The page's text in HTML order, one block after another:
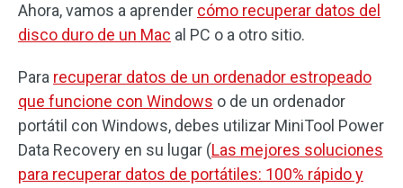
Ahora, vamos a aprender cómo recuperar datos del
disco duro de un Mac al PC o a otro sitio.
Para recuperar datos de un ordenador estropeado
que funcione con Windows o de un ordenador
portátil con Windows, debes utilizar MiniTool Power
Data Recovery en su lugar (Las mejores soluciones
para recuperar datos de portátiles: 100% rápido y